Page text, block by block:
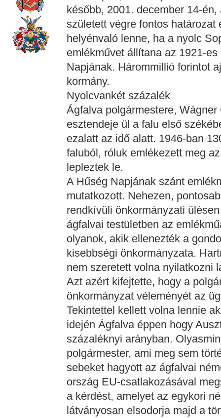
később, 2001. december 14-
született végre fontos
helyénvaló lenne, ha a nyolc
emlékművet állítana az 1921-
Napjának. Hárommillió forintot
kormány.
Nyolcvankét százalék
Ágfalva polgármestere,
esztendeje ül a falu első
ezalatt az idő alatt. 1946-ban
faluból, róluk emlékezett meg
lepleztek le.
A Hűség Napjának szánt
mutatkozott. Nehezen,
rendkívüli önkormányzati
ágfalvai testületben az
olyanok, akik ellenezték a
kisebbségi önkormányzata.
nem szeretett volna nyilatkozni
Azt azért kifejtette, hogy a
önkormányzat véleményét az
Tekintettel kellett volna lennie
idején Ágfalva éppen hogy
százaléknyi arányban.
polgármester, ami meg sem
sebeket hagyott az ágfalvai
ország EU-csatlakozásával
a kérdést, amelyet az egykori
látványosan elsodorja majd a